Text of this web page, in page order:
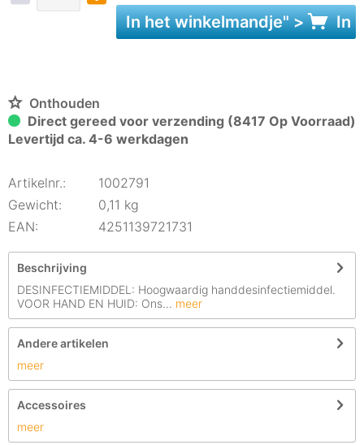
In hetwinkelmandje" > In
Onthouden
Direct gereed voor verzending (8417 Op Voorraad)
Levertijd ca. 4-6 werkdagen
Artikelnr.:
1002791
Gewicht:
0,11 kg
EAN:
4251139721731
Beschrijving
DESINFECTIEMIDDEL: Hoogwaardig handdesinfectiemiddel.
VOOR HAND EN HUID: Ons... meer
Andere artikelen
meer
Accessoires
meer